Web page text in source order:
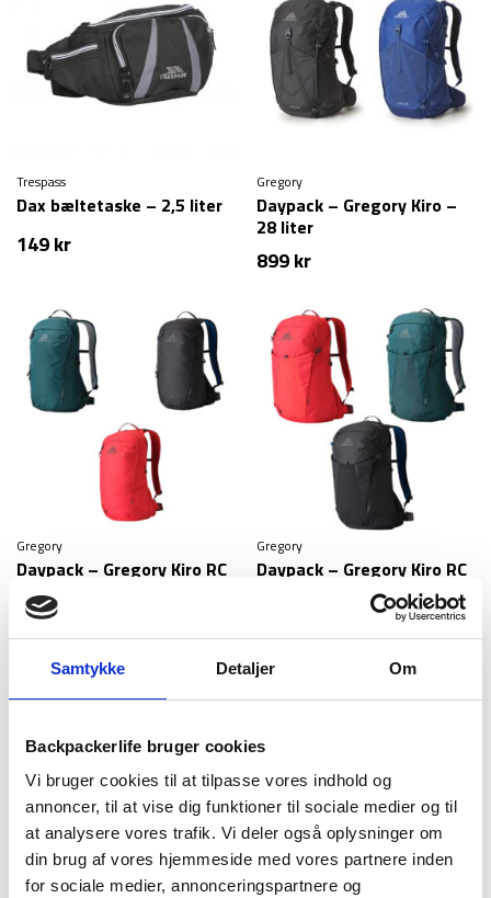
Samtykke Detaljer Om
Backpackerlife bruger cookies
Vi bruger cookies til at tilpasse vores indhold og
annoncer, til at vise dig funktioner til sociale medier og til
at analysere vores trafik. Vi deler også oplysninger om
din brug af vores hjemmeside med vores partnere inden
for sociale medier, annonceringspartnere og
Trespass
Dax bæltetaske – 2,5 liter
149kr
Gregory
Daypack – Gregory Kiro –
28 liter
899kr
Gregory
Daypack – Gregory Kiro RC
– 20 liter
849kr
Gregory
Daypack – Gregory Kiro RC